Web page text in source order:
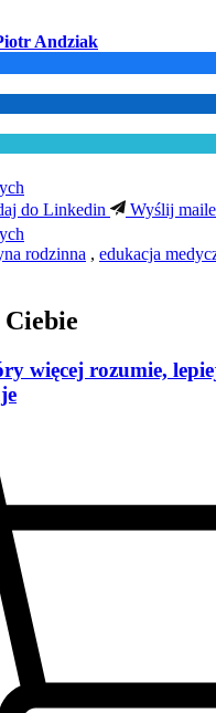
Andziak
do Linkedin
Wyślij
rodzinna , edukacja
więcej rozumie,